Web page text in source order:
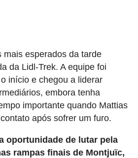
mais esperados da tarde
da Lidl-Trek. A equipe foi
início e chegou a liderar
embora tenha
importante quando Mattias
após sofrer um furo.
oportunidade de lutar pela
rampas finais de Montjuïc,